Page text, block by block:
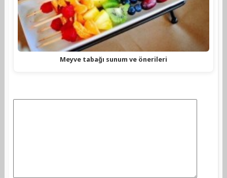
Meyve tabağı sunum ve önerileri